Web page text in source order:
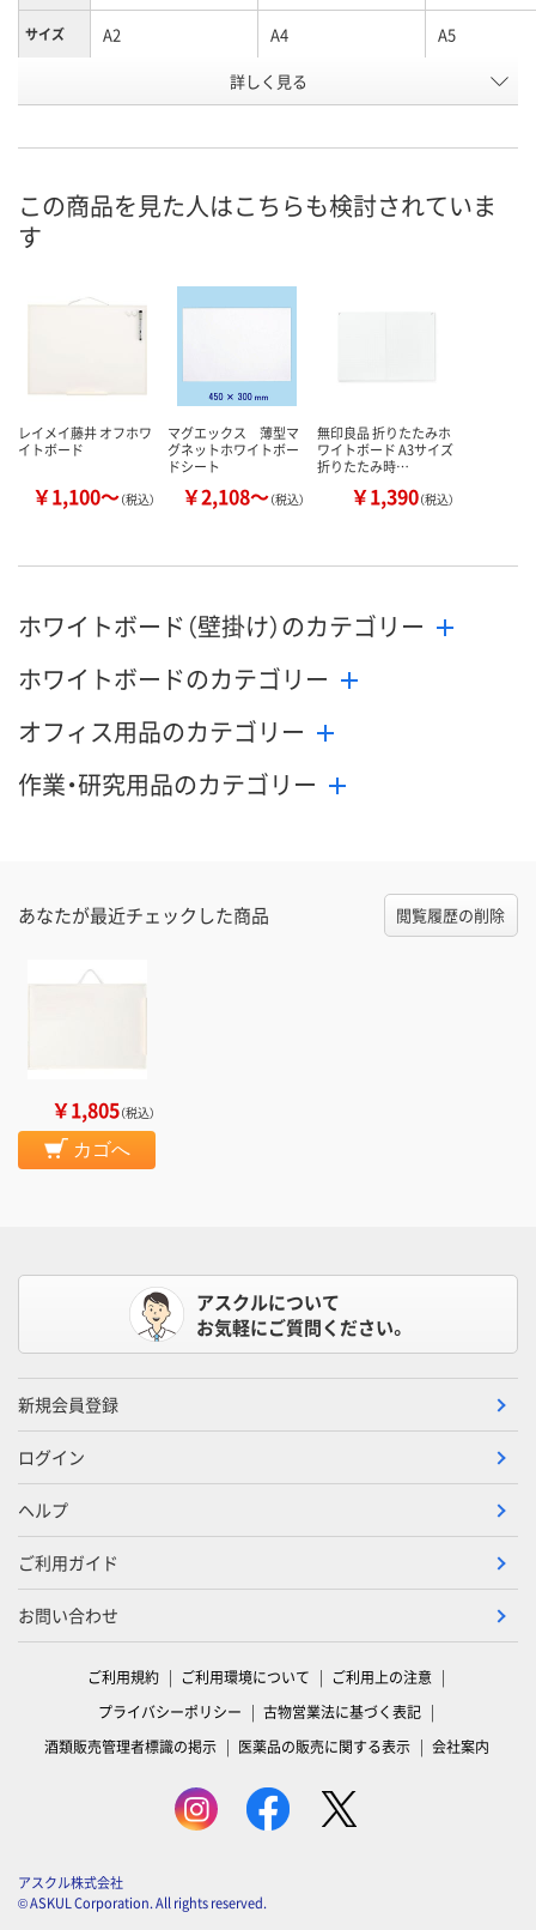
サイズ A2 A4 A5
X555116 X555171
8月11日（火）
カゴへ
詳しく見る
この商品を見た人はこちらも検討されていま
す
レイメイ藤井 オフホワ
イトボード
￥1,100～（税込）
マグエックス 薄型マ
グネットホワイトボー
ドシート
￥2,108～（税込）
無印良品 折りたたみホ
ワイトボード A3サイズ
折りたたみ時…
￥1,390（税込）
ホワイトボード（壁掛け）のカテゴリー
ホワイトボードのカテゴリー
オフィス用品のカテゴリー
作業・研究用品のカテゴリー
あなたが最近チェックした商品 閲覧履歴の削除
￥1,805（税込）
カゴへ
アスクルについて
お気軽にご質問ください。
新規会員登録
ログイン
ヘルプ
ご利用ガイド
お問い合わせ
ご利用規約 ご利用環境について
ご利用上の注意
プライバシーポリシー
古物営業法に基づく表記
酒類販売管理者標識の掲示
医薬品の販売に関する表示 会社案内
アスクル株式会社
© ASKUL Corporation. All rights reserved.